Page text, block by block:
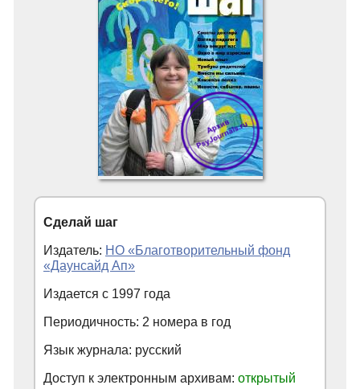
Сделай шаг
Издатель: НО «Благотворительный фонд
«Даунсайд Ап»
Издается с 1997 года
Периодичность: 2 номера в год
Язык журнала: русский
Доступ к электронным архивам: открытый